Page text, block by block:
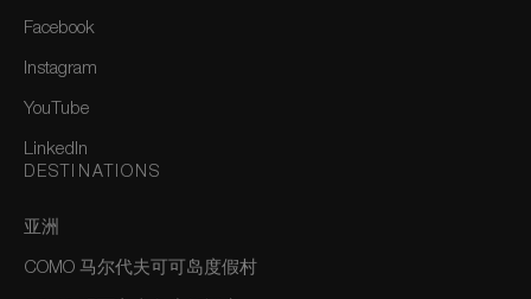
Facebook
Instagram
YouTube
LinkedIn
DESTINATIONS
亚洲
COMO 马尔代夫可可岛度假村